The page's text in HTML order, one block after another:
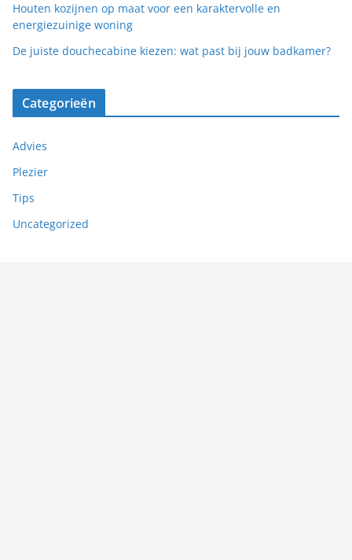
Houten kozijnen op maat voor een karaktervolle en
energiezuinige woning
De juiste douchecabine kiezen: wat past bij jouw badkamer?
Categorieën
Advies
Plezier
Tips
Uncategorized